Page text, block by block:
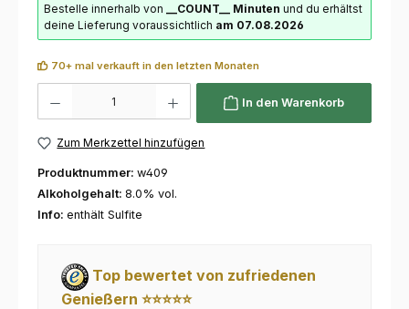
Bestelle innerhalb von __COUNT__ Minuten und du erhältst
deine Lieferung voraussichtlich am 07.08.2026
70+ mal verkauft in den letzten Monaten
In den Warenkorb
Zum Merkzettel hinzufügen
Produktnummer: w409
Alkoholgehalt: 8.0% vol.
Info: enthält Sulfite
Top bewertet von zufriedenen
Genießern ⭐⭐⭐⭐⭐